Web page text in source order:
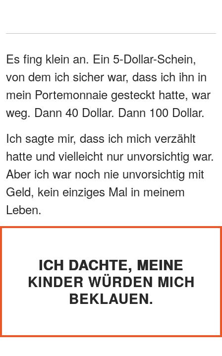
Es fing klein an. Ein 5-Dollar-Schein,
von dem ich sicher war, dass ich ihn in
mein Portemonnaie gesteckt hatte, war
weg. Dann 40 Dollar. Dann 100 Dollar.
Ich sagte mir, dass ich mich verzählt
hatte und vielleicht nur unvorsichtig war.
Aber ich war noch nie unvorsichtig mit
Geld, kein einziges Mal in meinem
Leben.
ICH DACHTE, MEINE
KINDER WÜRDEN MICH
BEKLAUEN.